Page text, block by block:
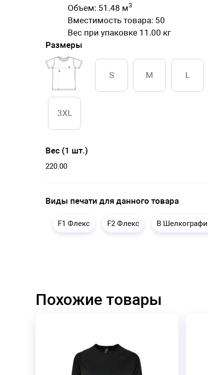
Объем: 51.48 м3
Вместимость товара: 50
Вес при упаковке 11.00 кг
Размеры
S M L
3XL
Вес (1 шт.)
220.00
Виды печати для данного товара
F1 Флекс F2 Флекс B
Похожие товары